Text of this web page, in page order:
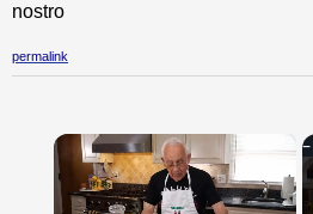
nostro
permalink